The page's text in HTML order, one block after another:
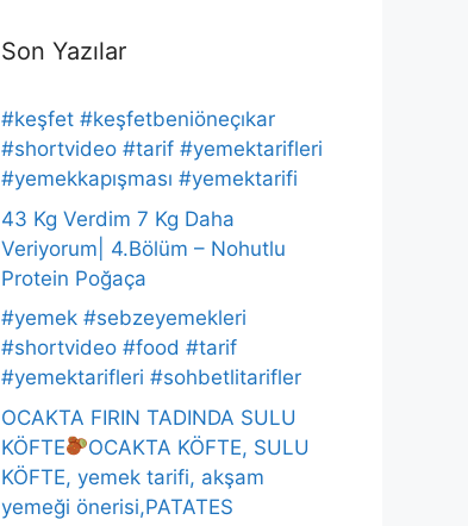
Son Yazılar
#keşfet #keşfetbeniöneçıkar
#shortvideo #tarif #yemektarifleri
#yemekkapışması #yemektarifi
43 Kg Verdim 7 Kg Daha
Veriyorum| 4.Bölüm – Nohutlu
Protein Poğaça
#yemek #sebzeyemekleri
#shortvideo #food #tarif
#yemektarifleri #sohbetlitarifler
OCAKTA FIRIN TADINDA SULU
KÖFTE
OCAKTA KÖFTE, SULU
KÖFTE, yemek tarifi, akşam
yemeği önerisi,PATATES